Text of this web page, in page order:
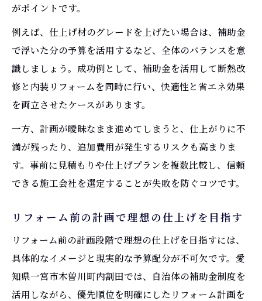
がポイントです。
例えば、仕上げ材のグレードを上げたい場合は、補助金
で浮いた分の予算を活用するなど、全体のバランスを意
識しましょう。成功例として、補助金を活用して断熱改
修と内装リフォームを同時に行い、快適性と省エネ効果
を両立させたケースがあります。
一方、計画が曖昧なまま進めてしまうと、仕上がりに不
満が残ったり、追加費用が発生するリスクも高まりま
す。事前に見積もりや仕上げプランを複数比較し、信頼
できる施工会社を選定することが失敗を防ぐコツです。
リフォーム前の計画で理想の仕上げを目指す
リフォーム前の計画段階で理想の仕上げを目指すには、
具体的なイメージと現実的な予算配分が不可欠です。愛
知県一宮市木曽川町内割田では、自治体の補助金制度を
活用しながら、優先順位を明確にしたリフォーム計画を